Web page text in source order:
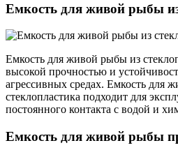
Емкость для живой рыбы
Емкость для живой рыбы из
высокой прочностью и
агрессивных средах. Емкость для
стеклопластика подходит для
постоянного контакта с водой и
Емкость для живой рыбы